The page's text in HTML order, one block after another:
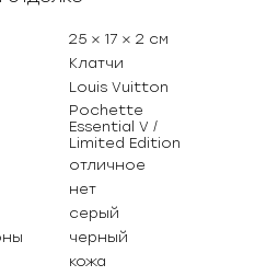
25 × 17 × 2 см
Клатчи
Louis Vuitton
Pochette
Essential V /
Limited Edition
отличное
нет
серый
черный
кожа